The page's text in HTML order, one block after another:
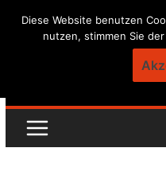
SkipDiese Website benutzen
nutzen, stimmen Sie